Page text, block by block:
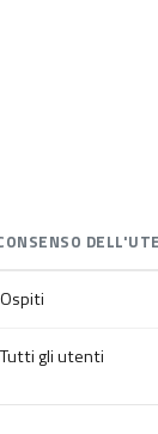
Ospiti
Tutti gli utenti